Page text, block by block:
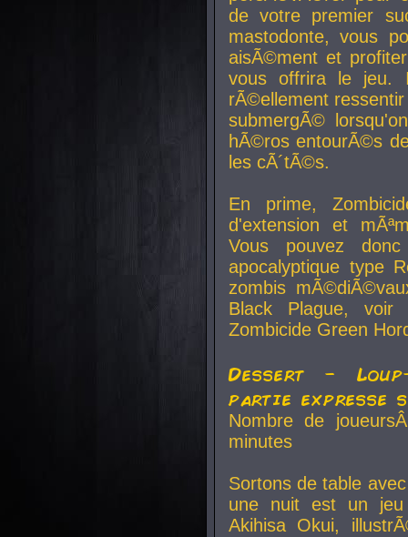
de votre premier
mastodonte, vous
aisÃ©ment et
vous offrira le jeu.
rÃ©ellement
submergÃ©
hÃ©ros entourÃ©s
les cÃ´tÃ©s.
En prime,
d'extension et
Vous pouvez
apocalyptique type
zombis
Black Plague,
Zombicide Green
Dessert -
partie expresse
Nombre de
minutes
Sortons de table
une nuit est un
Akihisa Okui,